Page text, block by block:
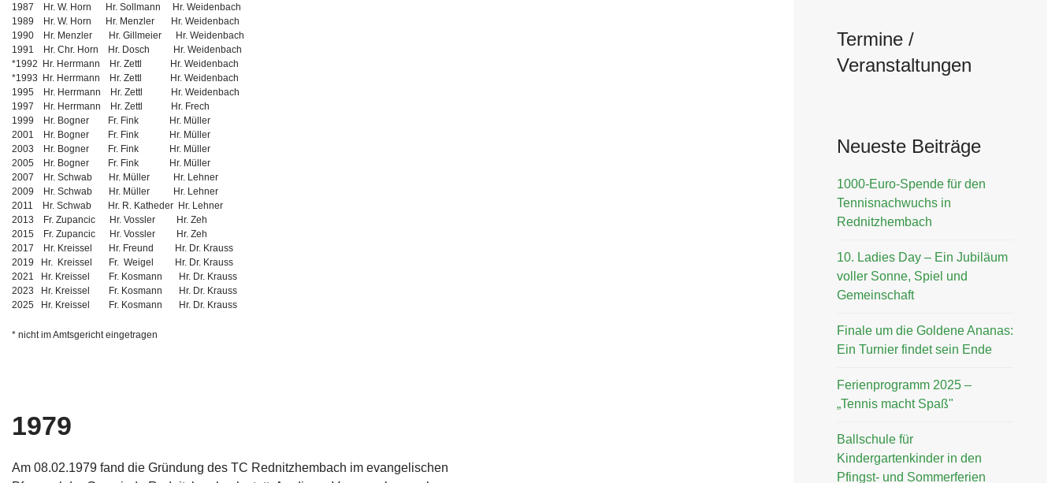
Bewegte Impression unseres Vereins.
Bei Interesse oder falls ihr Trainer/innen kennt, meldet euch bitte bei uns per
Kontaktformular oder E-Mail an:sportwart@tennisclub-rednitzhembach.de
1987 Hr. W. Horn Hr. Sollmann Hr. Weidenbach
1989 Hr. W. Horn Hr. Menzler Hr. Weidenbach
1990 Hr. Menzler Hr. Gillmeier Hr. Weidenbach
1991 Hr. Chr. Horn Hr. Dosch Hr. Weidenbach
*1992 Hr. Herrmann Hr. Zettl Hr. Weidenbach
*1993 Hr. Herrmann Hr. Zettl Hr. Weidenbach
1995 Hr. Herrmann Hr. Zettl Hr. Weidenbach
1997 Hr. Herrmann Hr. Zettl Hr. Frech
1999 Hr. Bogner Fr. Fink Hr. Müller
2001 Hr. Bogner Fr. Fink Hr. Müller
2003 Hr. Bogner Fr. Fink Hr. Müller
2005 Hr. Bogner Fr. Fink Hr. Müller
2007 Hr. Schwab Hr. Müller Hr. Lehner
2009 Hr. Schwab Hr. Müller Hr. Lehner
2011 Hr. Schwab Hr. R. Katheder Hr. Lehner
2013 Fr. Zupancic Hr. Vossler Hr. Zeh
2015 Fr. Zupancic Hr. Vossler Hr. Zeh
2017 Hr. Kreissel Hr. Freund Hr. Dr. Krauss
2019 Hr. Kreissel Fr. Weigel Hr. Dr. Krauss
2021 Hr. Kreissel Fr. Kosmann Hr. Dr. Krauss
2023 Hr. Kreissel Fr. Kosmann Hr. Dr. Krauss
2025 Hr. Kreissel Fr. Kosmann Hr. Dr. Krauss
* nicht im Amtsgericht eingetragen
1979
Am 08.02.1979 fand die Gründung des TC Rednitzhembach im evangelischen
Termine /
Veranstaltungen
Neueste Beiträge
1000-Euro-Spende für den
Tennisnachwuchs in
Rednitzhembach
10. Ladies Day – Ein Jubiläum
voller Sonne, Spiel und
Gemeinschaft
Finale um die Goldene Ananas:
Ein Turnier findet sein Ende
Ferienprogramm 2025 –
„Tennis macht Spaß"
Ballschule für
Kindergartenkinder in den
Pfingst- und Sommerferien